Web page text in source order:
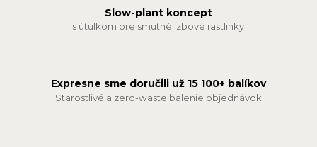
Slow-plant koncept
s útulkom pre smutné izbové rastlinky
Expresne sme doručili už 15 100+ balíkov
Starostlivé a zero-waste balenie objednávok